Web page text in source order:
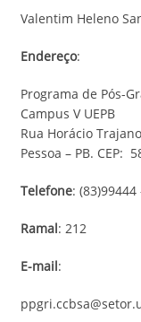
Valentim Heleno
Endereço:
Programa de Pós-
Campus V UEPB
Rua Horácio
Pessoa – PB. CEP:
Telefone: (83)99444
Ramal: 212
E-mail: